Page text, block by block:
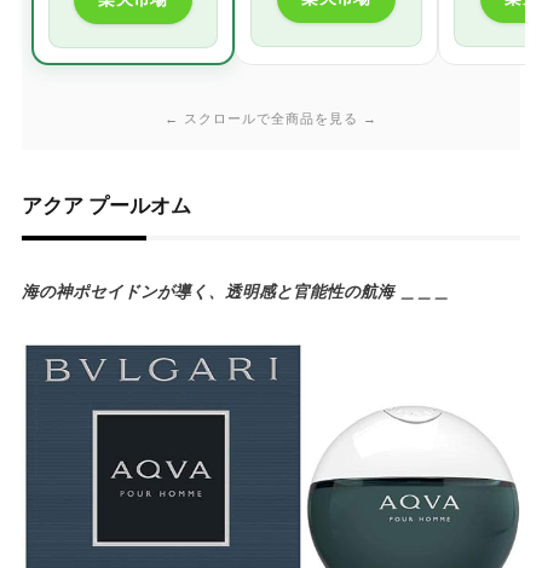
← スクロールで全商品を見る →
アクア プールオム
海の神ポセイドンが導く、透明感と官能性の航海 ＿＿＿